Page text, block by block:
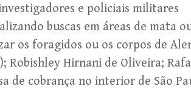
e policiais militares
buscas em áreas de mata
os foragidos ou os corpos de
Robishley Hirnani de Oliveira;
de cobrança no interior de São